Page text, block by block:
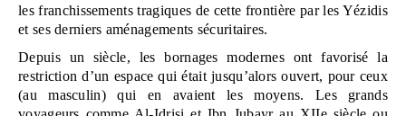
les franchissements tragiques de cette frontière par les Yézidis
et ses derniers aménagements sécuritaires.
Depuis un siècle, les bornages modernes ont favorisé la
restriction d’un espace qui était jusqu’alors ouvert, pour ceux
(au masculin) qui en avaient les moyens. Les grands